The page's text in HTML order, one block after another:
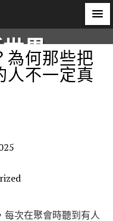
界
為何那些把
人不一定真
每次在聚會時聽到有人